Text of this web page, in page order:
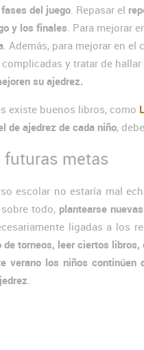
del juego . Repasar el
y los finales . Para mejorar
. Además, para mejorar en
complicadas y tratar de
su ajedrez.
existe buenos libros, como
de ajedrez de cada niño,
futuras metas
escolar no estaría mal
todo, plantearse
ligadas a los
de torneos, leer ciertos
verano los niños continúen